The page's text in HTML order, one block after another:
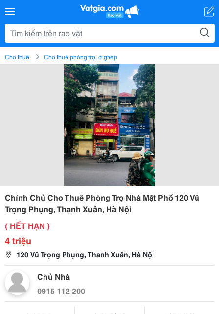
Cho thuê Cho thuê phòng trọ, ở ghép
Chính Chủ Cho Thuê Phòng Trọ Nhà Mặt Phố 120 Vũ
Trọng Phụng, Thanh Xuân, Hà Nội
( HẾT HẠN )
4 triệu
120 Vũ Trọng Phụng, Thanh Xuân, Hà Nội
Chủ Nhà
0915 112 200